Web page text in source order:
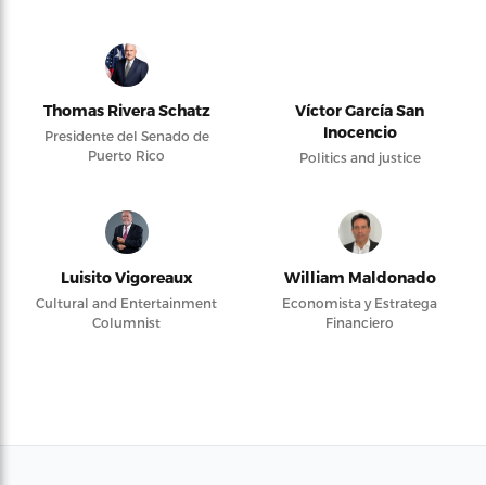
Thomas Rivera Schatz
Presidente del Senado de
Puerto Rico
Víctor García San
Inocencio
Politics and justice
Luisito Vigoreaux
Cultural and Entertainment
Columnist
William Maldonado
Economista y Estratega
Financiero